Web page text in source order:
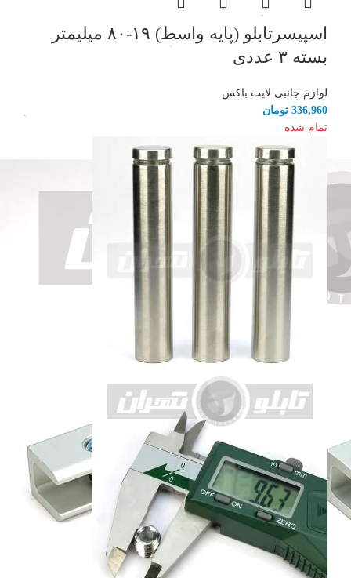
اسپیسرتابلو (پایه واسط) ۱۹-۸۰ میلیمتر
بسته ۳ عددی
لوازم جانبی لایت باکس
336,960 تومان
تمام شده